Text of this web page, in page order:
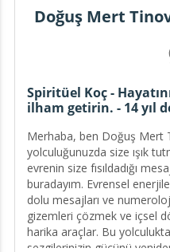
Doğuş Mert
Spiritüel Koç -
ilham getirin. - 14 yıl
Merhaba, ben Doğuş Mert
yolculuğunuzda size ışık
evrenin size fısıldadığı
buradayım. Evrensel
dolu mesajları ve
gizemleri çözmek ve içsel
harika araçlar. Bu yolculukta
sezgilerinizin gücünü